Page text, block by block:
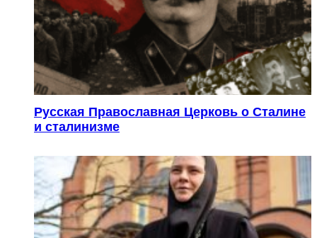
Русская Православная Церковь о Сталине
и сталинизме